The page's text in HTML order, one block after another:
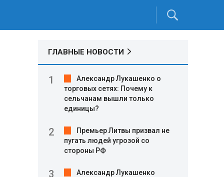
ГЛАВНЫЕ НОВОСТИ
Александр Лукашенко о
торговых сетях: Почему к
сельчанам вышли только
единицы?
Премьер Литвы призвал не
пугать людей угрозой со
стороны РФ
Александр Лукашенко